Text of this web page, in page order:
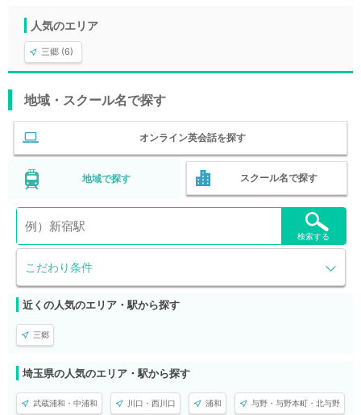
人気のエリア
三郷 (6)
地域・スクール名で探す
オンライン英会話を探す
地域で探す スクール名で探す
こだわり条件
検索する
近くの人気のエリア・駅から探す
三郷
埼玉県の人気のエリア・駅から探す
武蔵浦和・中浦和 川口・西川口 浦和 与野・与野本町・北与野